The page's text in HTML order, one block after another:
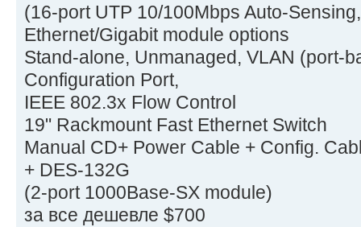
(16-port UTP 10/100Mbps Auto-
Ethernet/Gigabit module options
Stand-alone, Unmanaged, VLAN (port-
Configuration Port,
IEEE 802.3x Flow Control
19" Rackmount Fast Ethernet Switch
Manual CD+ Power Cable + Config.
+ DES-132G
(2-port 1000Base-SX module)
за все дешевле $700